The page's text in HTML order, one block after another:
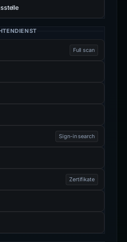
Full scan
Sign-in search
Zertifikate